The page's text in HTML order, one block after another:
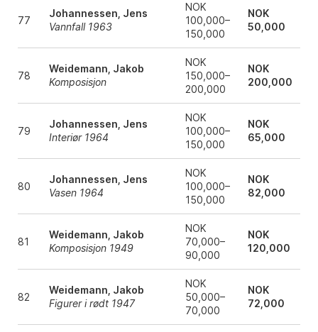
77
Johannessen, Jens
Vannfall 1963
NOK
100,000–
150,000
NOK
50,000
78
Weidemann, Jakob
Komposisjon
NOK
150,000–
200,000
NOK
200,000
79
Johannessen, Jens
Interiør 1964
NOK
100,000–
150,000
NOK
65,000
80
Johannessen, Jens
Vasen 1964
NOK
100,000–
150,000
NOK
82,000
81
Weidemann, Jakob
Komposisjon 1949
NOK
70,000–
90,000
NOK
120,000
82
Weidemann, Jakob
Figurer i rødt 1947
NOK
50,000–
70,000
NOK
72,000